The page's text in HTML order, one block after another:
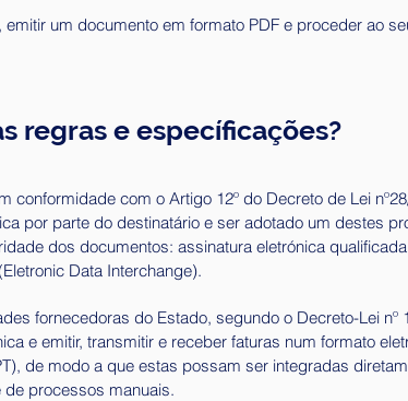
um documento em formato PDF e proceder ao
regras e específicações?
conformidade com o Artigo 12º do Decreto de Lei
por parte do destinatário e ser adotado um destes
dos documentos: assinatura eletrónica
Data Interchange).
fornecedoras do Estado, segundo o Decreto-Lei nº
e emitir, transmitir e receber faturas num formato
de modo a que estas possam ser integradas
processos manuais.